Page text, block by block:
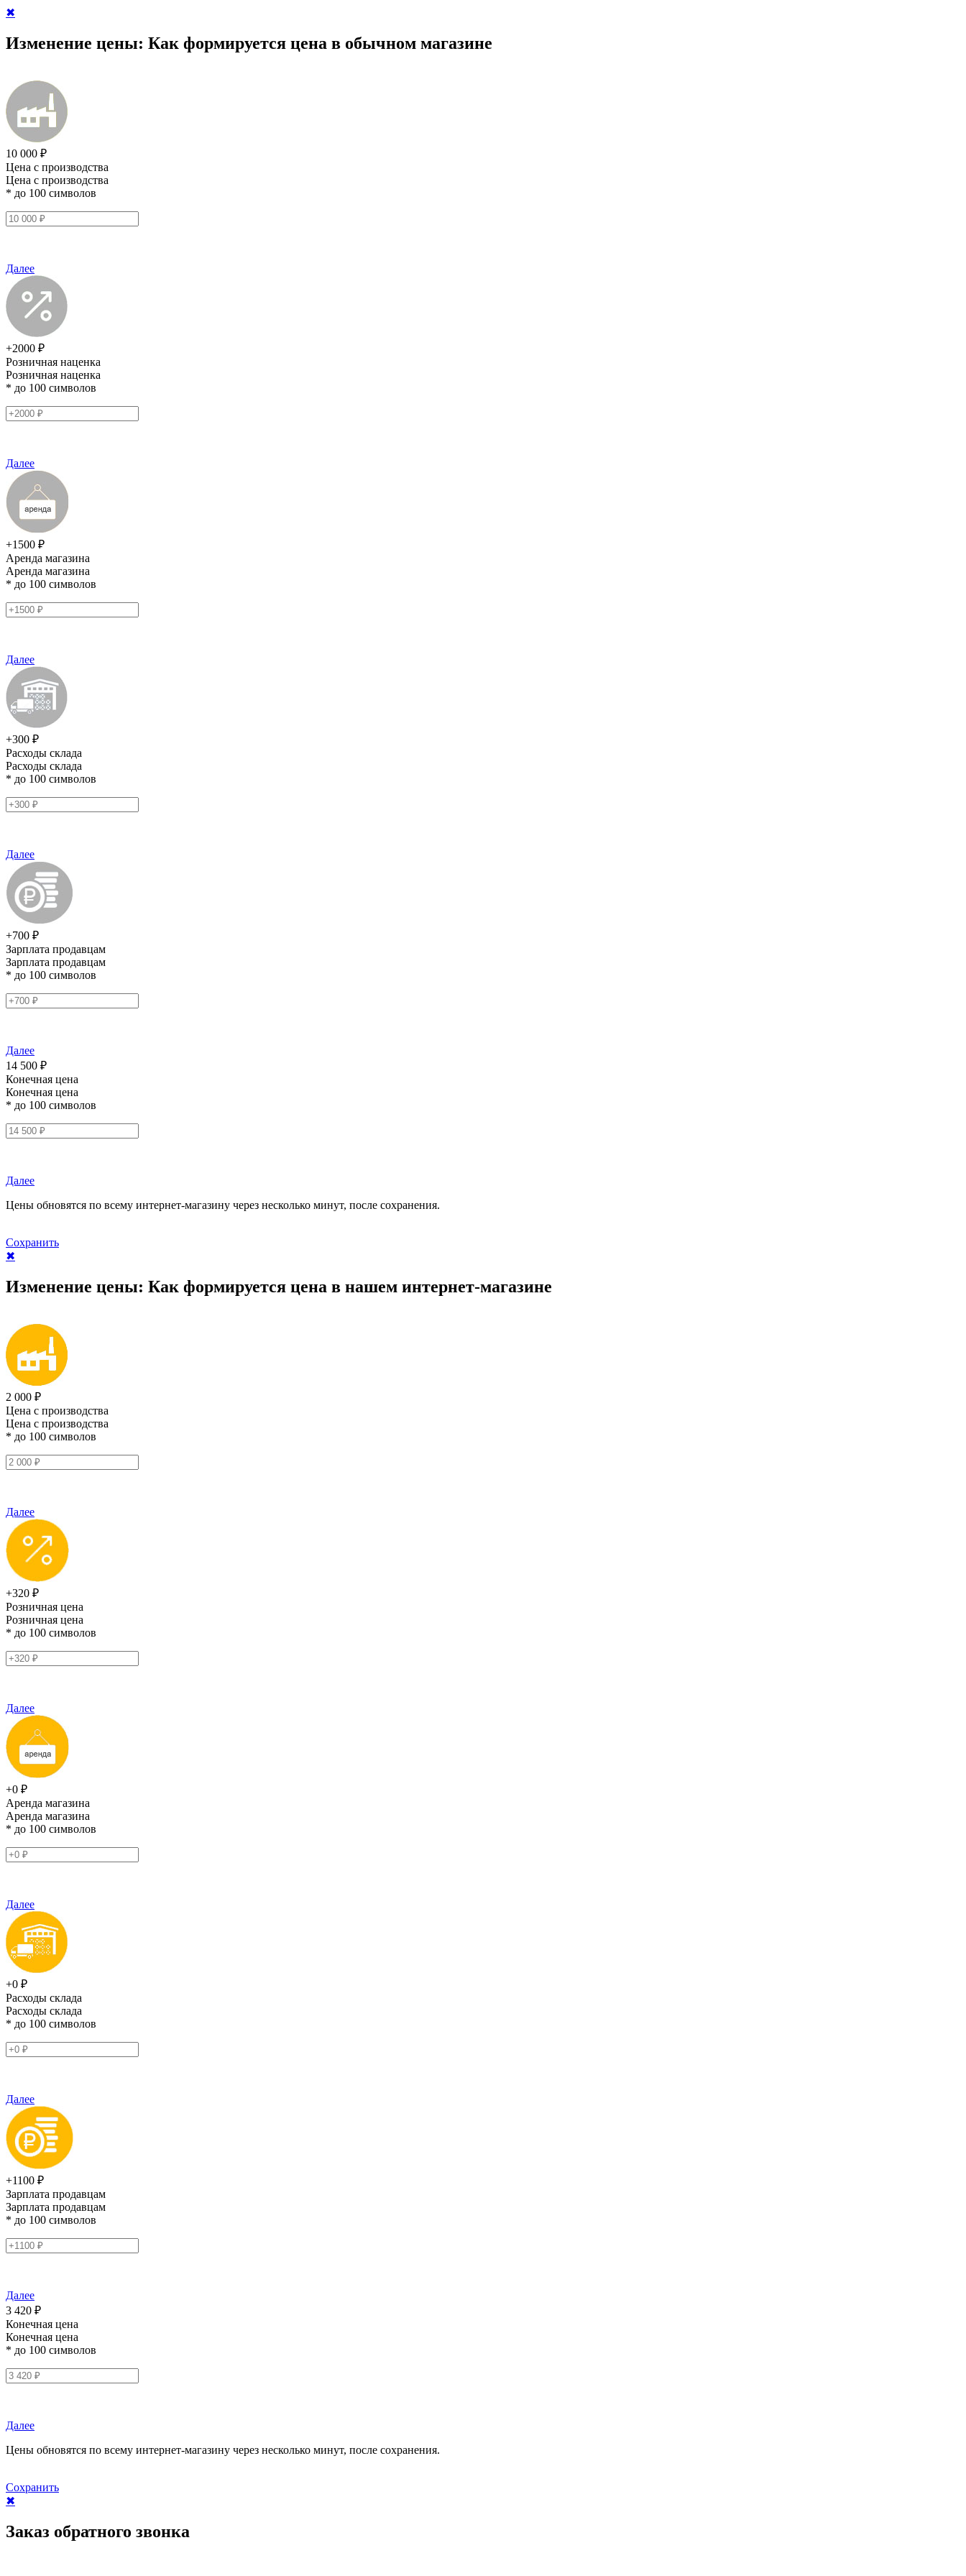
✖
Изменение цены: Как формируется цена в обычном магазине
10 000 ₽
Цена с производства
Цена с производства
* до 100 символов
Далее
+2000 ₽
Розничная наценка
Розничная наценка
* до 100 символов
Далее
+1500 ₽
Аренда магазина
Аренда магазина
* до 100 символов
Далее
+300 ₽
Расходы склада
Расходы склада
* до 100 символов
Далее
+700 ₽
Зарплата продавцам
Зарплата продавцам
* до 100 символов
Далее
14 500 ₽
Конечная цена
Конечная цена
* до 100 символов
Далее
Цены обновятся по всему интернет-магазину через несколько минут, после сохранения.
Сохранить
✖
Изменение цены: Как формируется цена в нашем интернет-магазине
2 000 ₽
Цена с производства
Цена с производства
* до 100 символов
Далее
+320 ₽
Розничная цена
Розничная цена
* до 100 символов
Далее
+0 ₽
Аренда магазина
Аренда магазина
* до 100 символов
Далее
+0 ₽
Расходы склада
Расходы склада
* до 100 символов
Далее
+1100 ₽
Зарплата продавцам
Зарплата продавцам
* до 100 символов
Далее
3 420 ₽
Конечная цена
Конечная цена
* до 100 символов
Далее
Цены обновятся по всему интернет-магазину через несколько минут, после сохранения.
Сохранить
✖
Заказ обратного звонка